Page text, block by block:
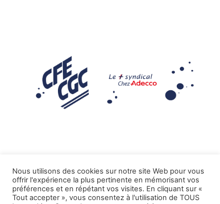
Mentions légales
Nous utilisons des cookies sur notre site Web pour vous
offrir l'expérience la plus pertinente en mémorisant vos
préférences et en répétant vos visites. En cliquant sur «
Tout accepter », vous consentez à l'utilisation de TOUS